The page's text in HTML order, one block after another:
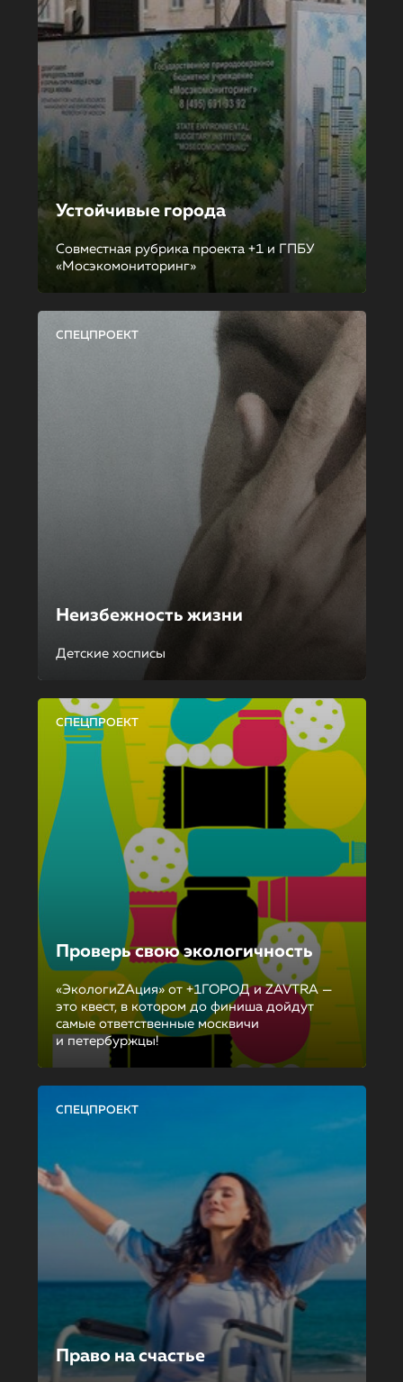
Устойчивые города
Совместная рубрика проекта +1 и ГПБУ
«Мосэкомониторинг»
СПЕЦПРОЕКТ
Неизбежность жизни
Детские хосписы
СПЕЦПРОЕКТ
Проверь свою экологичность
«ЭкологиZAция» от +1ГОРОД и ZAVTRA —
это квест, в котором до финиша дойдут
самые ответственные москвичи
и петербуржцы!
СПЕЦПРОЕКТ
Право на счастье